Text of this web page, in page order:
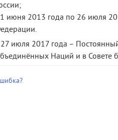
июня 2013 года по 26 июля
июля 2017 года –
Наций и в Совете